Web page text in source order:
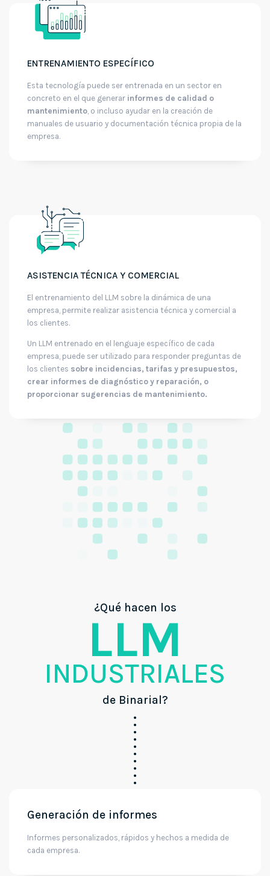
ENTRENAMIENTO ESPECÍFICO
Esta tecnología puede ser entrenada en un sector en
concreto en el que generar informes de calidad o
mantenimiento , o incluso ayudar en la creación de
manuales de usuario y documentación técnica propia de la
empresa.
ASISTENCIA TÉCNICA Y COMERCIAL
El entrenamiento del LLM sobre la dinámica de una
empresa, permite realizar asistencia técnica y comercial a
los clientes.
Un LLM entrenado en el lenguaje específico de cada
empresa, puede ser utilizado para responder preguntas de
los clientes sobre incidencias, tarifas y presupuestos,
crear informes de diagnóstico y reparación, o
proporcionar sugerencias de mantenimiento.
¿Qué hacen los
LLM
INDUSTRIALES
de Binarial?
Generación de informes
Informes personalizados, rápidos y hechos a medida de
cada empresa.